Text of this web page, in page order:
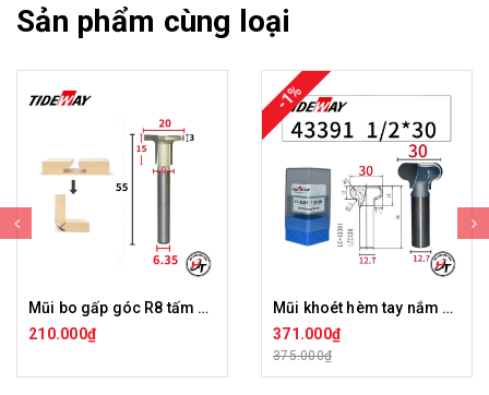
Sản phẩm cùng loại
Mũi bo gấp góc R8 tấm ốp than tre chữ T Tideway LC44199
210.000₫
-1%
Mũi khoét hèm tay nắm Tideway LC43391
371.000₫
375.000₫